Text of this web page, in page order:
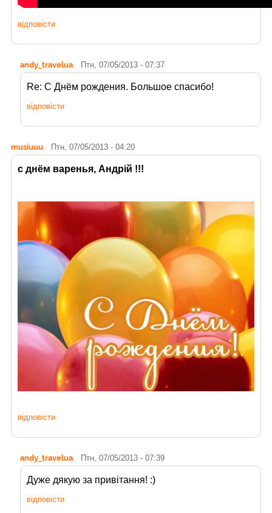
відповісти
andy_travelua Птн, 07/05/2013 - 07:37
Re: С Днём рождения. Большое спасибо!
відповісти
musiuuu Птн, 07/05/2013 - 04:20
с днём варенья, Андрій !!!
відповісти
andy_travelua Птн, 07/05/2013 - 07:39
Дуже дякую за привітання! :)
відповісти